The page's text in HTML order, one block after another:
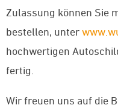
Zulassung können Sie
bestellen, unter
hochwertigen
fertig.
Wir freuen uns auf die